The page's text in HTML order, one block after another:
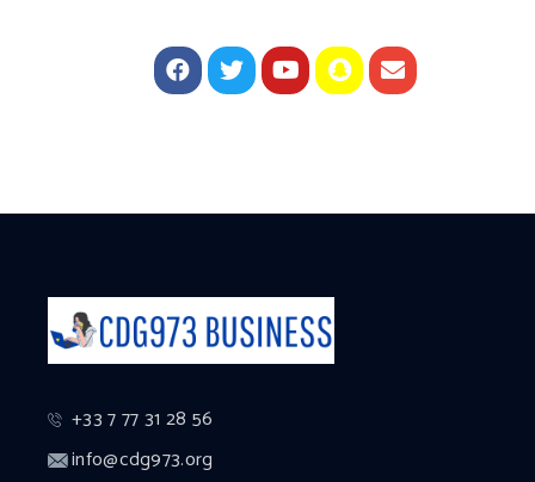
+33 7 77 31 28 56
info@cdg973.org